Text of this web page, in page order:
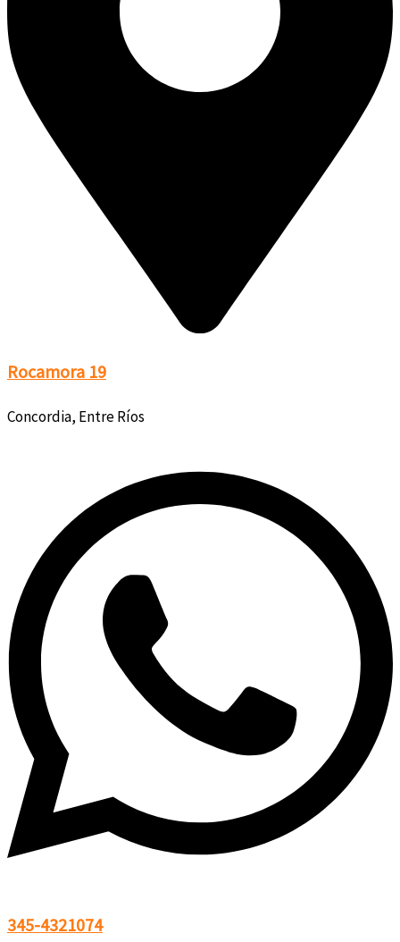
Rocamora 19
Concordia, Entre Ríos
345-4321074